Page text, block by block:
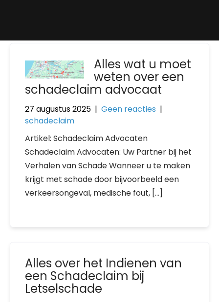
Alles wat u moet
weten over een
schadeclaim advocaat
27 augustus 2025 | Geen reacties |
schadeclaim
Artikel: Schadeclaim Advocaten
Schadeclaim Advocaten: Uw Partner bij het
Verhalen van Schade Wanneer u te maken
krijgt met schade door bijvoorbeeld een
verkeersongeval, medische fout, […]
Alles over het Indienen van
een Schadeclaim bij
Letselschade